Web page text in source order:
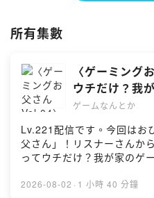
されました
◎JAPAN PODCAST AWARDS
◎ApplePodcasts「2022年ベスト
組」に選出されました
アパートナーとして参加しました
◎東京ゲームショウ2023にインフ
録いただき参加しました
のリスナーさんに参加いただきまし
所有集數
〈ゲーミング
ウチだけ？我
ト：むらしゅ
ゲームなんとか
Lv.221配信です。今回はお
父さん」！リスナーさんか
ってウチだけ？我が家のゲ
#解説 #考察 #ポッドキャ
2026-08-02 · 1 小時 40 分鐘